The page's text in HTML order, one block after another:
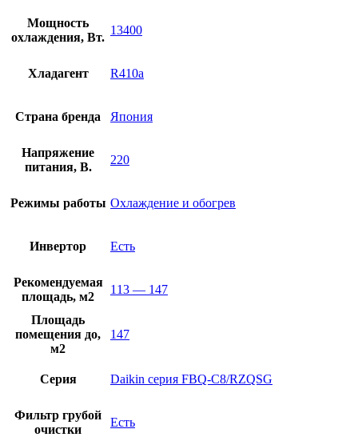
Мощность
охлаждения, Вт.
13400
Хладагент R410a
Страна бренда Япония
Напряжение
питания, В.
220
Режимы работы Охлаждение и обогрев
Инвертор Есть
Рекомендуемая
площадь, м2
113 — 147
Площадь
помещения до,
м2
147
Серия Daikin серия FBQ-C8/RZQSG
Фильтр грубой
очистки
Есть